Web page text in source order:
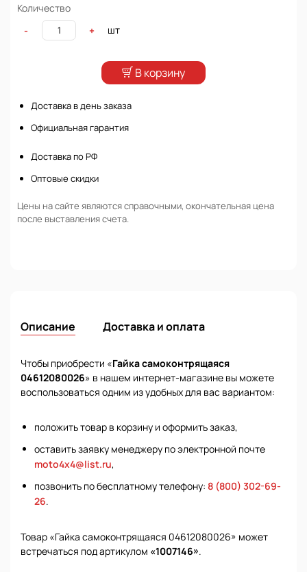
Количество
-
+ шт
В корзину
Доставка в день заказа
Официальная гарантия
Доставка по РФ
Оптовые скидки
Цены на сайте являются справочными, окончательная цена
после выставления счета.
Описание Доставка и оплата
Чтобы приобрести «Гайка самоконтрящаяся
04612080026» в нашем интернет-магазине вы можете
воспользоваться одним из удобных для вас вариантом:
положить товар в корзину и оформить заказ,
оставить заявку менеджеру по электронной почте
moto4x4@list.ru,
позвонить по бесплатному телефону: 8 (800) 302-69-
26.
Товар «Гайка самоконтрящаяся 04612080026» может
встречаться под артикулом «1007146».